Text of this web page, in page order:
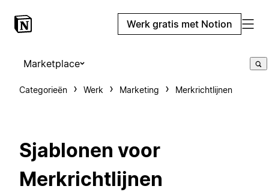
Werk gratis met Notion
Marketplace
Categorieën Werk Marketing Merkrichtlijnen
Sjablonen voor
Merkrichtlijnen